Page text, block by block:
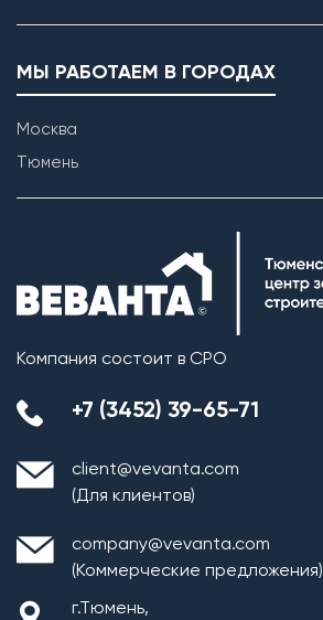
МЫ РАБОТАЕМ В ГОРОДАХ
Москва
Тюмень
Компания состоит в СРО
+7 (3452) 39-65-71
client@vevanta.com
(Для клиентов)
company@vevanta.com
(Коммерческие предложения)
г.Тюмень,